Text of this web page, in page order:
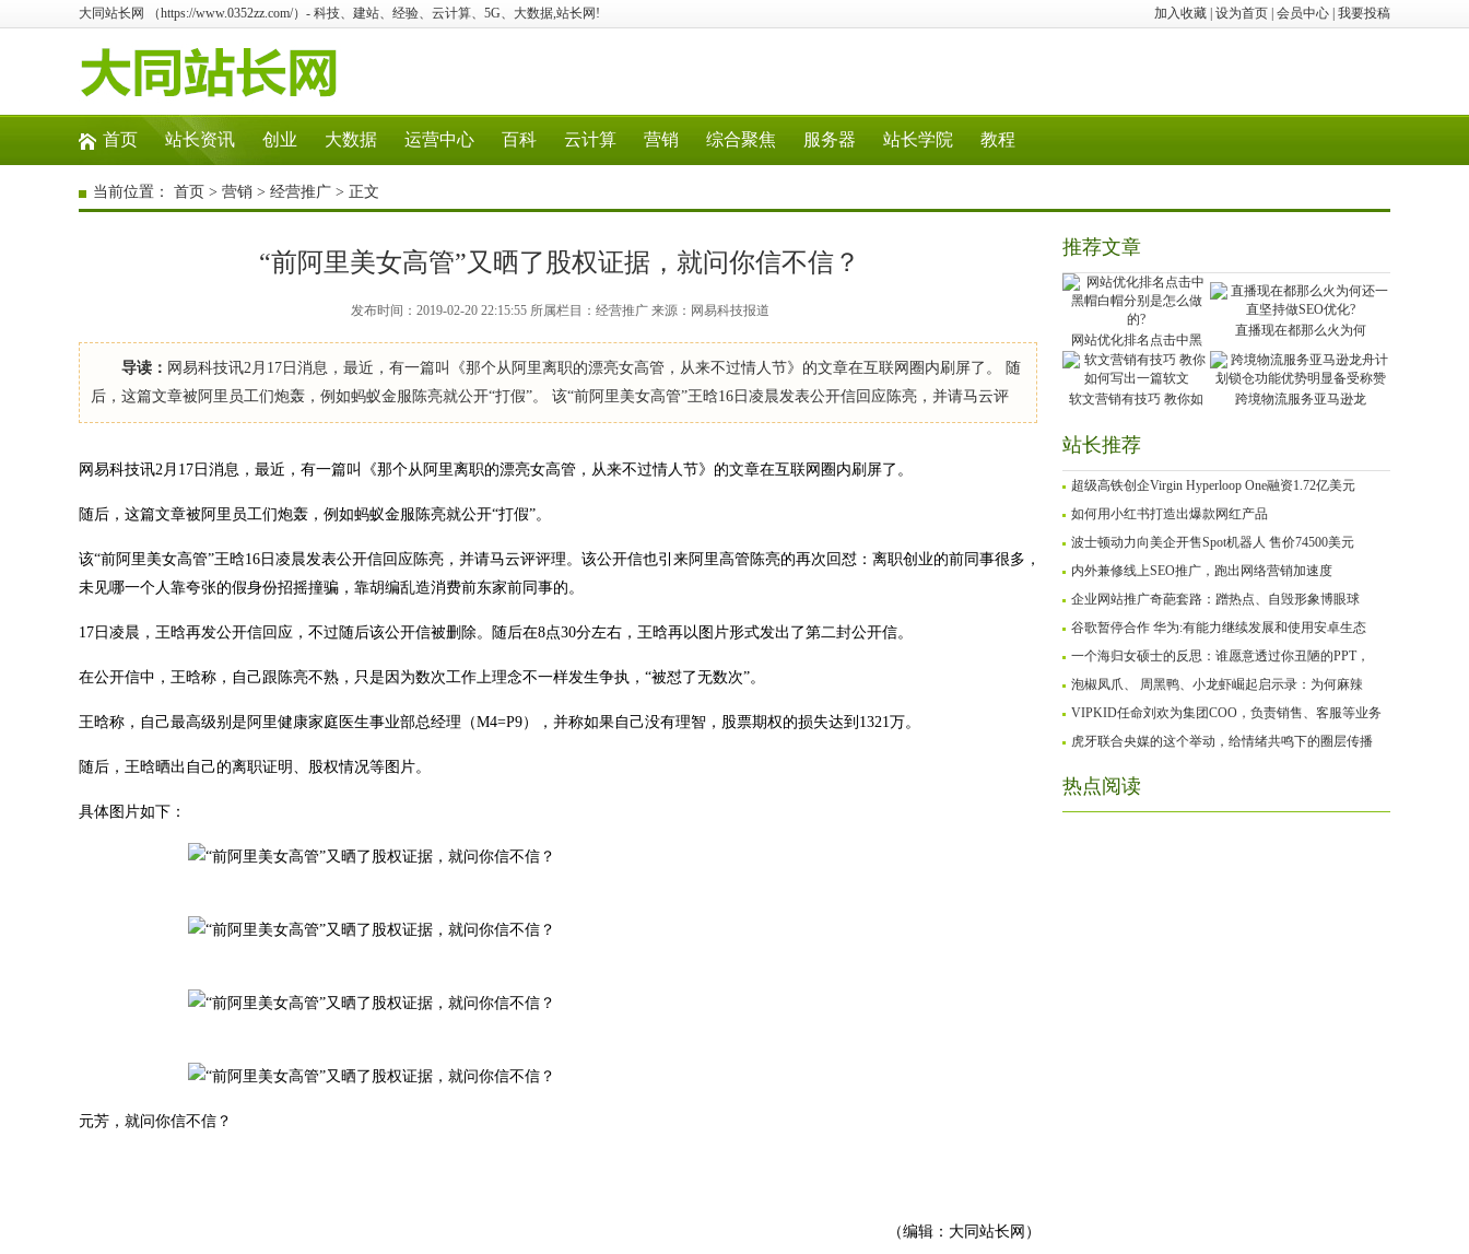
加入收藏 设为首页 会员中心 我要投稿
大同站长网 （https://www.0352zz.com/）- 科技、建站、经验、云计算、5G、大数据,站长网!
首页 站长资讯 创业 大数据 运营中心 百科 云计算 营销 综合聚焦 服务器 站长学院 教程
当前位置： 首页 > 营销 > 经营推广 > 正文
“前阿里美女高管”又晒了股权证据，就问你信不信？
发布时间：2019-02-20 22:15:55 所属栏目：经营推广 来源：网易科技报道
导读： 网易科技讯2月17日消息，最近，有一篇叫《那个从阿里离职的漂亮女高管，从来不过情人节》的文章在互联网圈内刷屏了。 随
后，这篇文章被阿里员工们炮轰，例如蚂蚁金服陈亮就公开“打假”。 该“前阿里美女高管”王晗16日凌晨发表公开信回应陈亮，并请马云评
网易科技讯2月17日消息，最近，有一篇叫《那个从阿里离职的漂亮女高管，从来不过情人节》的文章在互联网圈内刷屏了。
随后，这篇文章被阿里员工们炮轰，例如蚂蚁金服陈亮就公开“打假”。
该“前阿里美女高管”王晗16日凌晨发表公开信回应陈亮，并请马云评评理。该公开信也引来阿里高管陈亮的再次回怼：离职创业的前同事很多，
未见哪一个人靠夸张的假身份招摇撞骗，靠胡编乱造消费前东家前同事的。
17日凌晨，王晗再发公开信回应，不过随后该公开信被删除。随后在8点30分左右，王晗再以图片形式发出了第二封公开信。
在公开信中，王晗称，自己跟陈亮不熟，只是因为数次工作上理念不一样发生争执，“被怼了无数次”。
王晗称，自己最高级别是阿里健康家庭医生事业部总经理（M4=P9），并称如果自己没有理智，股票期权的损失达到1321万。
随后，王晗晒出自己的离职证明、股权情况等图片。
具体图片如下：
元芳，就问你信不信？
（编辑：大同站长网）
推荐文章
网站优化排名点击中黑
直播现在都那么火为何
软文营销有技巧 教你如 跨境物流服务亚马逊龙
站长推荐
超级高铁创企Virgin Hyperloop One融资1.72亿美元
如何用小红书打造出爆款网红产品
波士顿动力向美企开售Spot机器人 售价74500美元
内外兼修线上SEO推广，跑出网络营销加速度
企业网站推广奇葩套路：蹭热点、自毁形象博眼球
谷歌暂停合作 华为:有能力继续发展和使用安卓生态
一个海归女硕士的反思：谁愿意透过你丑陋的PPT，
泡椒凤爪、 周黑鸭、小龙虾崛起启示录：为何麻辣
VIPKID任命刘欢为集团COO，负责销售、客服等业务
虎牙联合央媒的这个举动，给情绪共鸣下的圈层传播
热点阅读